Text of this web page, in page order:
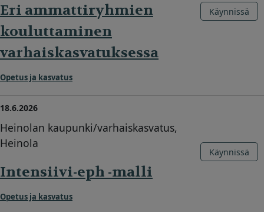
Eri ammattiryhmien
kouluttaminen
varhaiskasvatuksessa
Opetus ja kasvatus
Käynnissä
18.6.2026
Heinolan kaupunki/varhaiskasvatus,
Heinola
Intensiivi-eph -malli
Opetus ja kasvatus
Käynnissä